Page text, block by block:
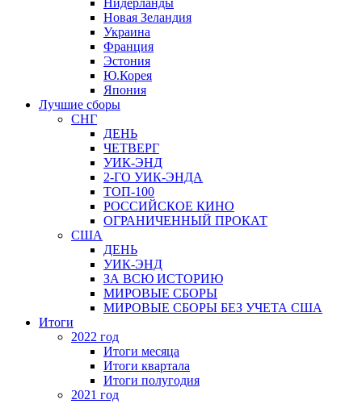
Нидерланды
Новая Зеландия
Украина
Франция
Эстония
Ю.Корея
Япония
Лучшие сборы
СНГ
ДЕНЬ
ЧЕТВЕРГ
УИК-ЭНД
2-ГО УИК-ЭНДА
ТОП-100
РОССИЙСКОЕ КИНО
ОГРАНИЧЕННЫЙ ПРОКАТ
США
ДЕНЬ
УИК-ЭНД
ЗА ВСЮ ИСТОРИЮ
МИРОВЫЕ СБОРЫ
МИРОВЫЕ СБОРЫ БЕЗ УЧЕТА США
Итоги
2022 год
Итоги месяца
Итоги квартала
Итоги полугодия
2021 год